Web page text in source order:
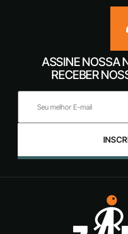
ASSINE NOSSA
RECEBER